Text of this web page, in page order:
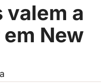
valem a
New